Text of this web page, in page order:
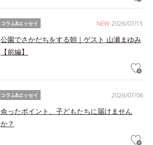
NEW 2026/07/15
コラム&エッセイ
公園でさかだちをする朝｜ゲスト 山瀬まゆみ
【前編】
2026/07/06
コラム&エッセイ
余ったポイント、子どもたちに届けません
か？